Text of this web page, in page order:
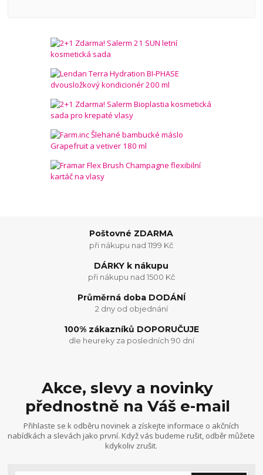
Poštovné ZDARMA
při nákupu nad 1199 Kč
DÁRKY k nákupu
při nákupu nad 1500 Kč
Průměrná doba DODÁNÍ
2 dny od objednání
100% zákazníků DOPORUČUJE
dle heureky za posledních 90 dní
Akce, slevy a novinky
přednostně na Váš e-mail
Přihlaste se k odběru novinek a získejte informace o akčních
nabídkách a slevách jako první. Když vás budeme rušit, odběr můžete
kdykoliv zrušit.